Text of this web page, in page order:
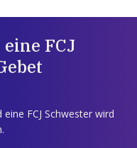
FCJ
FCJ Schwester wird